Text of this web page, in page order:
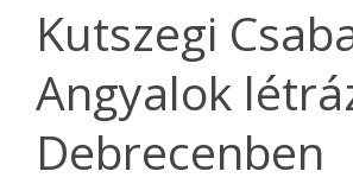
Kutszegi
Angyalok
Debrecenben